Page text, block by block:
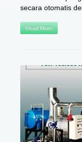
secara otomatis
Read More